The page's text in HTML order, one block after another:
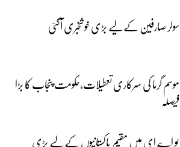
سولر صارفین کے لیے بڑی خوشخبری آگئی
موسم گرما کی سرکاری تعطیلات،حکومت پنجاب کا بڑا
فیصلہ